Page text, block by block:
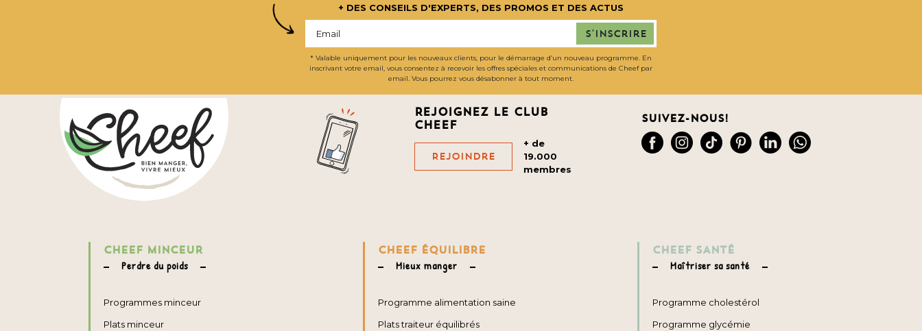
+ DES CONSEILS D'EXPERTS, DES PROMOS ET DES ACTUS
S'inscrire
* Valable uniquement pour les nouveaux clients, pour le démarrage d’un nouveau programme. En
inscrivant votre email, vous consentez à recevoir les offres spéciales et communications de Cheef par
email. Vous pourrez vous désabonner à tout moment.
Rejoignez le club
cheef
Rejoindre
+ de
19.000
membres
Suivez-nous!
CHEEF MINCEUR
Perdre du poids
Programmes minceur
Plats minceur
CHEEF ÉQUILIBRE
Mieux manger
Programme alimentation saine
Plats traiteur équilibrés
CHEEF SANTÉ
Maîtriser sa santé
Programme cholestérol
Programme glycémie